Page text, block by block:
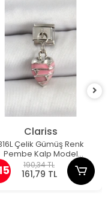
Clariss
Çelik Gümüş Renk
Pembe Kalp Model
Nomination Charm
190,34 TL
161,79 TL